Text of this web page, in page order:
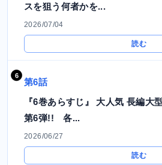
スを狙う何者かを...
2026/07/04
読む
第6話
『6巻あらすじ』 大人気 長編大
第6弾!! 各...
2026/06/27
読む